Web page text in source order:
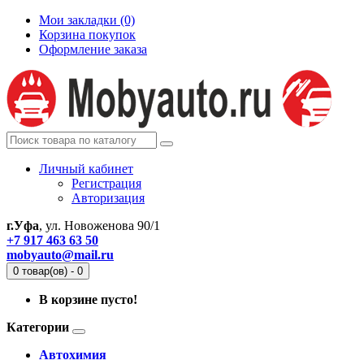
Мои закладки (0)
Корзина покупок
Оформление заказа
Личный кабинет
Регистрация
Авторизация
г.Уфа, ул. Новоженова 90/1
+7 917 463 63 50
mobyauto@mail.ru
0 товар(ов) - 0
В корзине пусто!
Категории
Автохимия